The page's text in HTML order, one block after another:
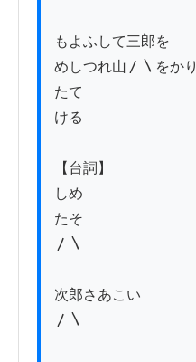
もよふして三郎を
めしつれ山〳〵をかり
たて
ける
【台詞】
しめ
たそ
〳〵
次郎さあこい
〳〵